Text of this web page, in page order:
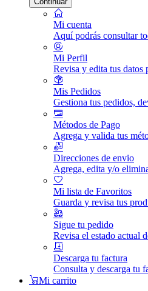
Mi cuenta
Aquí podrás consultar
Mi Perfil
Revisa y edita tus datos
Mis Pedidos
Gestiona tus pedidos,
Métodos de Pago
Agrega y valida tus
Direcciones de envio
Agrega, edita y/o
Mi lista de Favoritos
Guarda y revisa tus
Sigue tu pedido
Revisa el estado actual
Descarga tu factura
Consulta y descarga tu
Mi carrito